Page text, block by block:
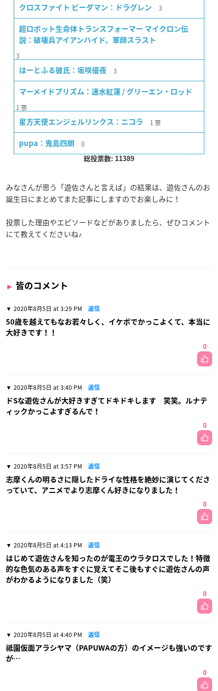
クロスファイト ビーダマン：ドラグレン 3
超ロボット生命体トランスフォーマー マイクロン伝
説：破壊兵アイアンハイド、軍師スラスト
3
はーとふる彼氏：坂咲優夜 3
マーメイドプリズム：速水紅蓮 / グリーエン・ロッド
1 票
星方天使エンジェルリンクス：ニコラ 1 票
pupa：鬼島四朗 0
総投票数: 11389
みなさんが思う「遊佐さんと言えば」の結果は、遊佐さんのお
誕生日にまとめてまた記事にしますのでお楽しみに！
投票した理由やエピソードなどがありましたら、ぜひコメント
にて教えてくださいね♪
皆のコメント
2020年8月5日 at 3:29 PM 返信
50歳を越えてもなお若々しく、イケボでかっこよくて、本当に
大好きです！！
0
2020年8月5日 at 3:40 PM 返信
ドSな遊佐さんが大好きすぎてドキドキします 笑笑。ルナテ
ィックかっこよすぎるんで！
0
2020年8月5日 at 3:57 PM 返信
志摩くんの明るさに隠したドライな性格を絶妙に演じてくださ
っていて、アニメでより志摩くん好きになりました！
0
2020年8月5日 at 4:13 PM 返信
はじめて遊佐さんを知ったのが電王のウラタロスでした！特徴
的な色気のある声をすぐに覚えてそこ後もすぐに遊佐さんの声
がわかるようになりました（笑）
0
2020年8月5日 at 4:40 PM 返信
祗園仮面アラシヤマ（PAPUWAの方）のイメージも強いのです
が…
0